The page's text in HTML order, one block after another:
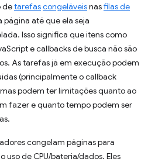
detarefascongeláveisnasfilas de
página até que ela seja
Isso significa que itens como
e callbacks de busca não são
As tarefas já em execução podem
(principalmente o callback
podem ter limitações quanto ao
fazer e quanto tempo podem ser
congelam páginas para
uso de CPU/bateria/dados. Eles